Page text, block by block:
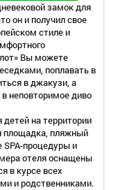
замок для
он и получил свое
стиле и
Вы можете
поплавать в
в джакузи, а
неповторимое диво
на территории
площадка, пляжный
процедуры и
отеля оснащены
в курсе всех
и родственниками.